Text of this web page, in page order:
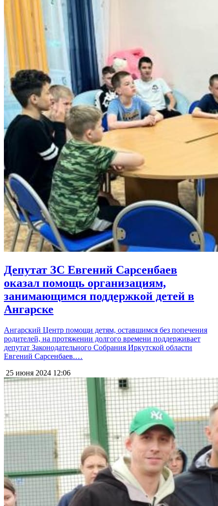
Депутат ЗС Евгений Сарсенбаев
оказал помощь организациям,
занимающимся поддержкой детей в
Ангарске
Ангарский Центр помощи детям, оставшимся без попечения
родителей, на протяжении долгого времени поддерживает
депутат Законодательного Собрания Иркутской области
Евгений Сарсенбаев.…
25 июня 2024 12:06